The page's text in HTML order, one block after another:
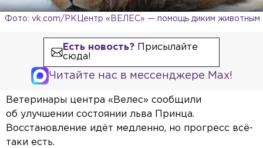
Фото: vk.com/РКЦентр «ВЕЛЕС» — помощь диким животным
Есть новость?Присылайте
сюда!
Читайте нас в мессенджере Max!
Ветеринары центра «Велес» сообщили
об улучшении состоянии льва Принца.
Восстановление идёт медленно, но прогресс всё-
таки есть.